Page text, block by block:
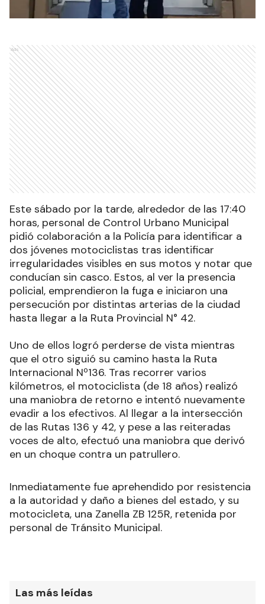
Ads
Este sábado por la tarde, alrededor de las 17:40
horas, personal de Control Urbano Municipal
pidió colaboración a la Policía para identificar a
dos jóvenes motociclistas tras identificar
irregularidades visibles en sus motos y notar que
conducían sin casco. Estos, al ver la presencia
policial, emprendieron la fuga e iniciaron una
persecución por distintas arterias de la ciudad
hasta llegar a la Ruta Provincial N° 42.
Uno de ellos logró perderse de vista mientras
que el otro siguió su camino hasta la Ruta
Internacional Nº136. Tras recorrer varios
kilómetros, el motociclista (de 18 años) realizó
una maniobra de retorno e intentó nuevamente
evadir a los efectivos. Al llegar a la intersección
de las Rutas 136 y 42, y pese a las reiteradas
voces de alto, efectuó una maniobra que derivó
en un choque contra un patrullero.
Inmediatamente fue aprehendido por resistencia
a la autoridad y daño a bienes del estado, y su
motocicleta, una Zanella ZB 125R, retenida por
personal de Tránsito Municipal.
Las más leídas